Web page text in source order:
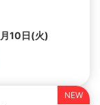
10日(火)